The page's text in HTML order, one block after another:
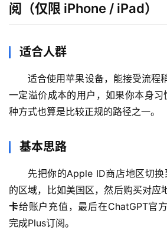
阅（仅限 iPhone / iPad）
适合人群
适合使用苹果设备，能接受流程
一定溢价成本的用户，如果你本身
种方式也算是比较正规的路径之一。
基本思路
先把你的Apple ID商店地区切
的区域，比如美国区，然后购买对应
卡给账户充值，最后在ChatGPT官
完成Plus订阅。